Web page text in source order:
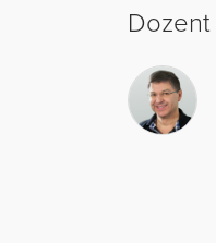
Dozent